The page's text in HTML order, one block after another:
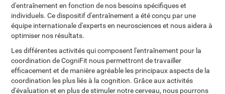
d'entraînement en fonction de nos besoins spécifiques et
individuels. Ce dispositif d'entraînement a été conçu par une
équipe internationale d'experts en neurosciences et nous aidera à
optimiser nos résultats.
Les différentes activités qui composent l'entraînement pour la
coordination de CogniFit nous permettront de travailler
efficacement et de manière agréable les principaux aspects de la
coordination les plus liés à la cognition. Grâce aux activités
d'évaluation et en plus de stimuler notre cerveau, nous pourrons